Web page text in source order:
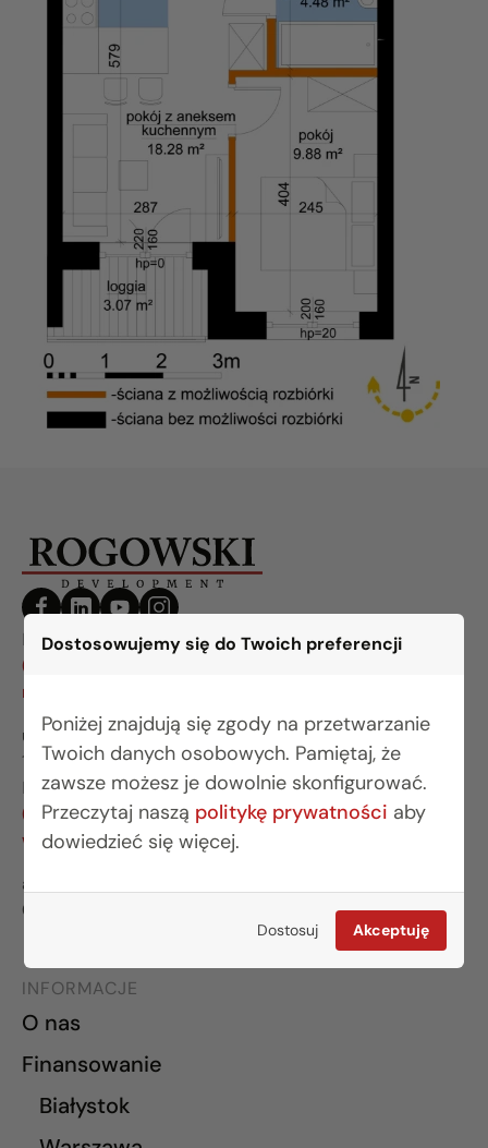
Dostosowujemy się do Twoich preferencji
Poniżej znajdują się zgody na przetwarzanie
Twoich danych osobowych. Pamiętaj, że
zawsze możesz je dowolnie skonfigurować.
Przeczytaj naszą politykę prywatności aby
dowiedzieć się więcej.
Dostosuj Akceptuję
BIURO BIAŁYSTOK
(85) 749 99 09
mieszkania@rogowskidevelopment.pl
ul. Legionowa 28 lok. 202
15-281 Białystok
BIURO WARSZAWA
(22) 642 03 55
warszawa@rogowskidevelopment.pl
al. Wilanowska 67E lok. U5
02-765 Warszawa
INFORMACJE
O nas
Finansowanie
Białystok